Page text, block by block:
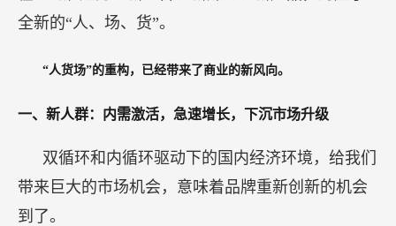
全新的“人、场、货”。
“人货场”的重构，已经带来了商业的新风向。
一、新人群：内需激活，急速增长，下沉市场升级
双循环和内循环驱动下的国内经济环境，给我们
带来巨大的市场机会，意味着品牌重新创新的机会
到了。